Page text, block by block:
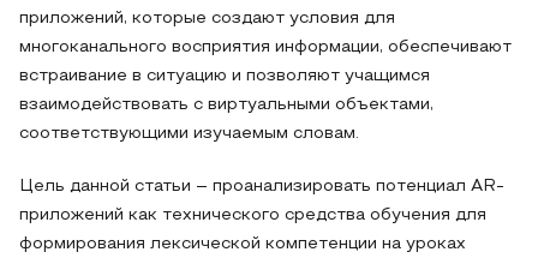
приложений, которые создают условия для
многоканального восприятия информации, обеспечивают
встраивание в ситуацию и позволяют учащимся
взаимодействовать с виртуальными объектами,
соответствующими изучаемым словам.
Цель данной статьи – проанализировать потенциал AR-
приложений как технического средства обучения для
формирования лексической компетенции на уроках